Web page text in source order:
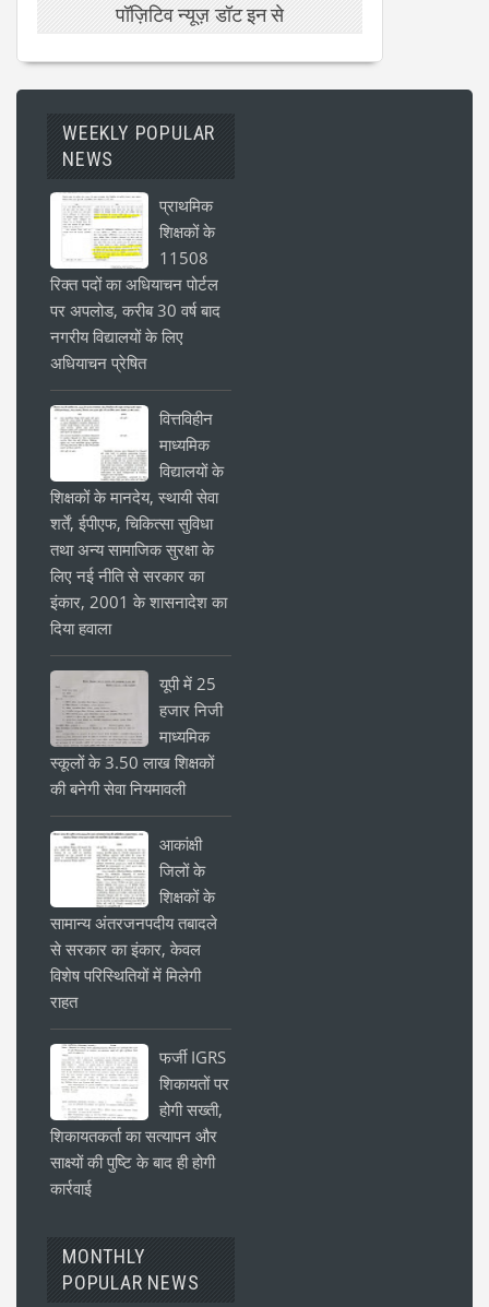
पॉज़िटिव न्यूज़ डॉट इन से
WEEKLY POPULAR
NEWS
प्राथमिक
शिक्षकों के
11508
रिक्त पदों का अधियाचन पोर्टल
पर अपलोड, करीब 30 वर्ष बाद
नगरीय विद्यालयों के लिए
अधियाचन प्रेषित
वित्तविहीन
माध्यमिक
विद्यालयों के
शिक्षकों के मानदेय, स्थायी सेवा
शर्तें, ईपीएफ, चिकित्सा सुविधा
तथा अन्य सामाजिक सुरक्षा के
लिए नई नीति से सरकार का
इंकार, 2001 के शासनादेश का
दिया हवाला
यूपी में 25
हजार निजी
माध्यमिक
स्कूलों के 3.50 लाख शिक्षकों
की बनेगी सेवा नियमावली
आकांक्षी
जिलों के
शिक्षकों के
सामान्य अंतरजनपदीय तबादले
से सरकार का इंकार, केवल
विशेष परिस्थितियों में मिलेगी
राहत
फर्जी IGRS
शिकायतों पर
होगी सख्ती,
शिकायतकर्ता का सत्यापन और
साक्ष्यों की पुष्टि के बाद ही होगी
कार्रवाई
MONTHLY
POPULAR NEWS